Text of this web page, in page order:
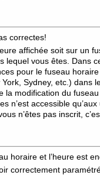
correctes!
affichée soit sur un
lequel vous êtes. Dans
pour le fuseau
Sydney, etc.) dans
la modification du
n’est accessible
n’êtes pas inscrit,
horaire et l’heure est
correctement